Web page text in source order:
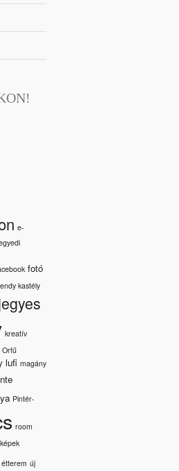
e-
fotó
kastély
kreatív
Orfű
lufi magány
Pintér-
room
új